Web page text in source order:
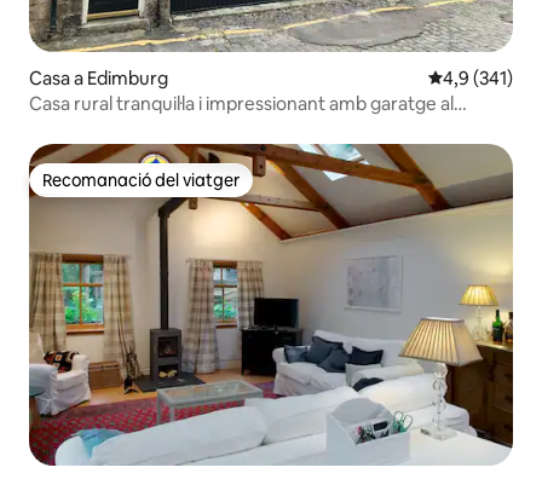
Casa a Edimburg 4,9 de
4,9 (341)
Casa rural tranquil·la i impressionant amb garatge al
Recomanació del viatger
Recomanació del viatger